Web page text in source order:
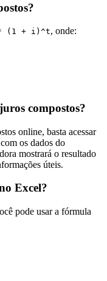
* (1 + i)^t, onde:
compostos?
online, basta acessar
os dados do
mostrará o resultado
úteis.
Excel?
pode usar a fórmula